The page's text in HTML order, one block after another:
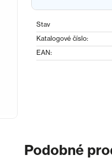
Stav
Katalogové číslo:
EAN:
Podobné